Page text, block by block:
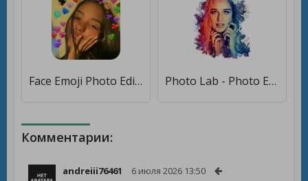
Face Emoji Photo Editor [Premium] Photo Lab - Photo Editor Pro [Premium]
Комментарии:
andreiii76461 6 июля 2026 13:50